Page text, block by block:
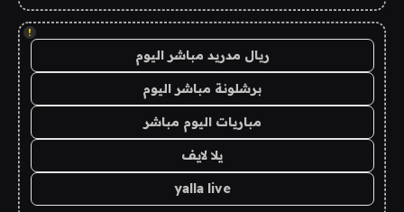
!
ريال مدريد مباشر اليوم
برشلونة مباشر اليوم
مباريات اليوم مباشر
يلا لايف
yalla live